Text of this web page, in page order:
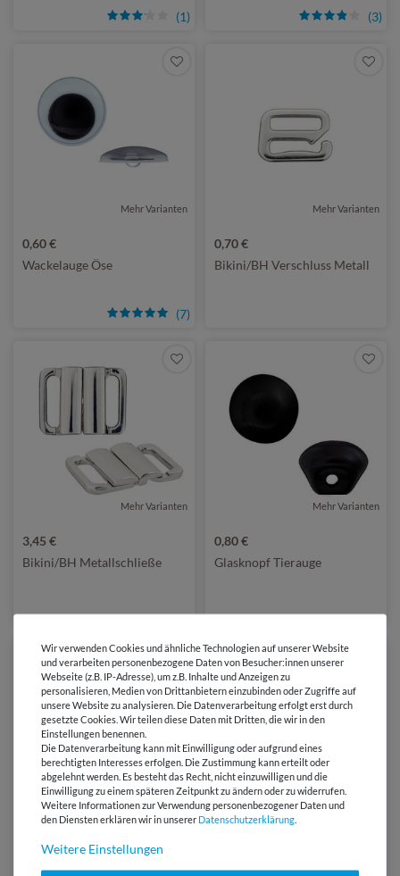
(1) (3)
Mehr Varianten
0,60 €
(7)
Wackelauge Öse
von Prym
Mehr Varianten
0,70 €
Bikini/BH Verschluss Metall
Mehr Varianten
3,45 €
Bikini/BH Metallschließe
von Prym
Mehr Varianten
0,80 €
Glasknopf Tierauge
Mehr Varianten
Holzknopf 2-Loch Herz
Mehr Varianten
Wir verwenden Cookies und ähnliche Technologien auf unserer Website
und verarbeiten personenbezogene Daten von Besucher:innen unserer
Webseite (z.B. IP-Adresse), um z.B. Inhalte und Anzeigen zu
personalisieren, Medien von Drittanbietern einzubinden oder Zugriffe auf
unsere Website zu analysieren. Die Datenverarbeitung erfolgt erst durch
gesetzte Cookies. Wir teilen diese Daten mit Dritten, die wir in den
Einstellungen benennen.
Die Datenverarbeitung kann mit Einwilligung oder aufgrund eines
berechtigten Interesses erfolgen. Die Zustimmung kann erteilt oder
abgelehnt werden. Es besteht das Recht, nicht einzuwilligen und die
Einwilligung zu einem späteren Zeitpunkt zu ändern oder zu widerrufen.
Weitere Informationen zur Verwendung personenbezogener Daten und
den Diensten erklären wir in unserer Daten­schutz­erklärung
Weitere Einstellungen